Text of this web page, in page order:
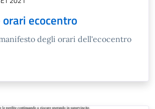
ecocentro
degli orari dell'ecocentro